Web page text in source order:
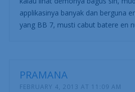
applikasinya banyak dan berguna
yang BB 7, musti cabut batere en
PRAMANA
FEBRUARY 4, 2013 AT 11:09 AM